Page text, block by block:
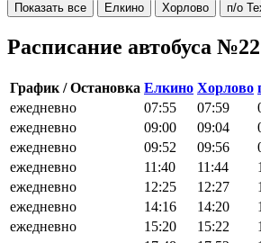
Показать все
Елкино Хорлово п/о
Расписание автобуса
График / Остановка Елкино Хорлово
ежедневно
07:55 07:59
ежедневно
09:00 09:04
ежедневно
09:52 09:56
ежедневно
11:40 11:44
ежедневно
12:25 12:27
ежедневно
14:16 14:20
ежедневно
15:20 15:22